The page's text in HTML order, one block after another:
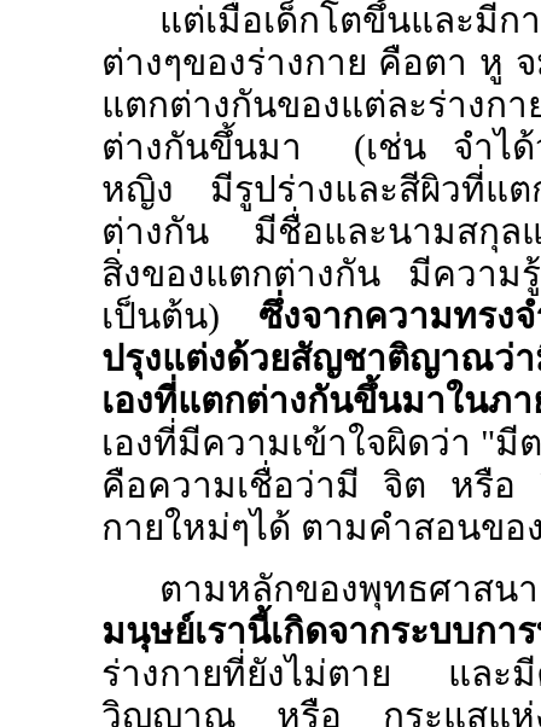
แต่เมื่อเด็กโตขึ้นและมี
ต่างๆของร่างกาย คือตา หู
แตกต่างกันของแต่ละร่าง
ต่างกันขึ้นมา (เช่น จำไ
หญิง มีรูปร่างและสีผิวที่แ
ต่างกัน มีชื่อและนามสกุล
สิ่งของแตกต่างกัน มีควา
เป็นต้น) ซึ่งจากความทรง
ปรุงแต่งด้วยสัญชาติญาณว่
เองที่แตกต่างกันขึ้นมาในภา
เองที่มีความเข้าใจผิดว่า "มี
คือความเชื่อว่ามี จิต หรือ
กายใหม่ๆได้ ตามคำสอนข
ตามหลักของพุทธศาสน
มนุษย์เรานี้เกิดจากระบบกา
ร่างกายที่ยังไม่ตาย และ
วิญญาณ หรือ กระแสแห่งก